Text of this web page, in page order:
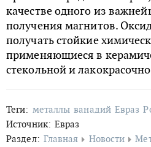
качестве одного из
получения магнитов.
получать стойкие
применяющиеся в
стекольной и
Теги: металлы ванадий Евраз
Источник: Евраз
Раздел: Главная Новости